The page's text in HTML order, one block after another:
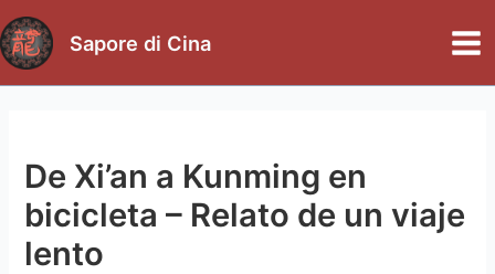
al
contenido
Sapore di Cina
De Xi’an a Kunming en
bicicleta – Relato de un viaje
lento